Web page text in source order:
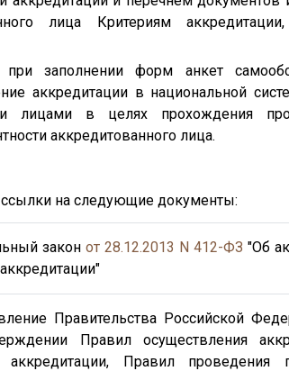
лица Критериям
заполнении форм анкет
аккредитации в национальной
лицами в целях прохождения
аккредитованного лица.
на следующие документы:
закон от 28.12.2013 N 412-ФЗ "Об
Правительства Российской
Правил осуществления
аккредитации, Правил проведения